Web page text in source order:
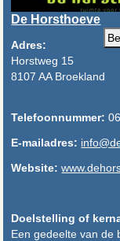
De Horsthoeve
Adres:
Horstweg 15
8107 AA Broekland
Telefoonnummer:
E-mailadres:
Website:
Doelstelling of
Een gedeelte van de